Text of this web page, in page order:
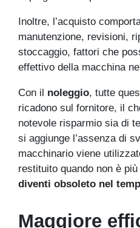
Inoltre, l’acquisto
manutenzione, revisioni,
stoccaggio, fattori che
effettivo della macchina
Con il noleggio, tutte
ricadono sul fornitore, il
notevole risparmio sia di
si aggiunge l’assenza di
macchinario viene
restituito quando non è
diventi obsoleto nel
Maggiore